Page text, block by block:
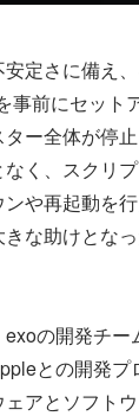
定さに備え
事前にセット
ー全体が停
く、スクリ
ンや再起動を
な助けとな
の開発チ
との開発
アとソフト